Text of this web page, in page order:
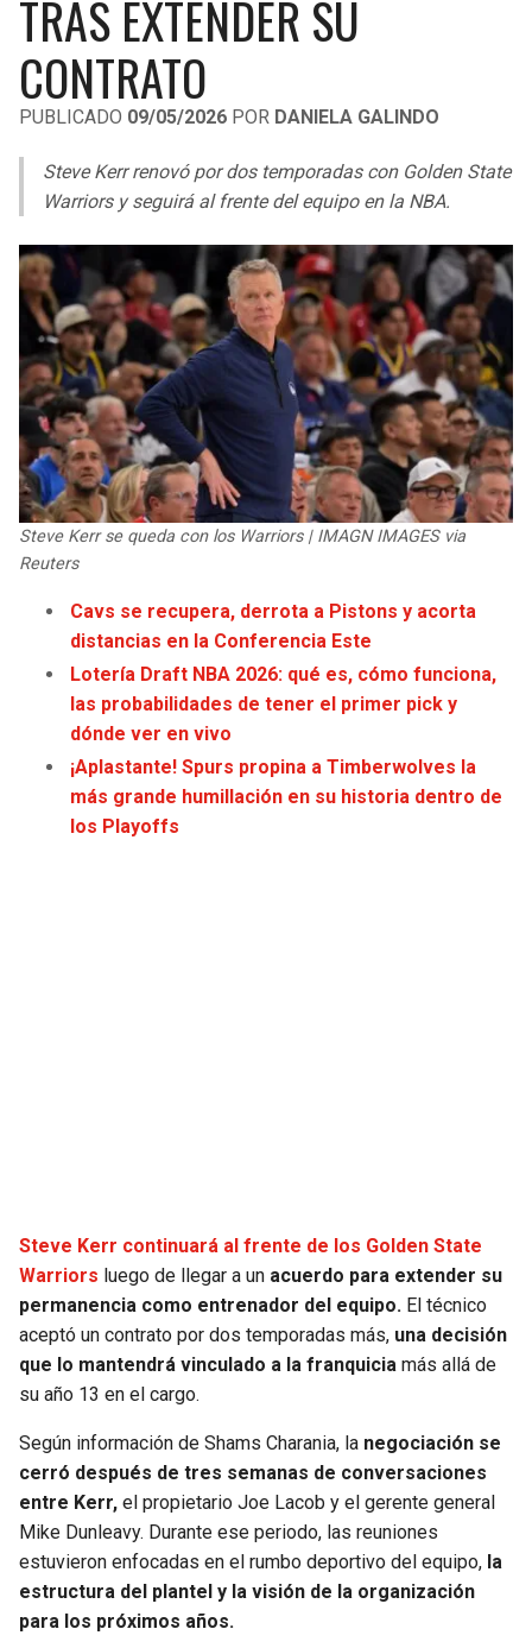
LIGA DE EXPANSIÓN MX
LEAGUES CUP
UEFA EUROPA LEAGUE
UEFA CONFERENCE LEAGUE
MLS
COPA LIBERTADORES
LIGA BETPLAY
OTRAS LIGAS
RAIDERS
CHARGERS
RAVENS
BENGALS
BROWNS
STEELERS
TEXANS
COLTS
TITANS
COWBOYS
GIANTS
EAGLES
VIKINGS
PANTHERS
SAINTS
BUCCANEERS
CAVALIERS
PISTONS
PACERS
BUCKS
HAWKS
HORNETS
HEAT
MAGIC
WARRIORS
CLIPPERS
LAKERS
SUNS
TIMBERWOLVES
THUNDER
JAZZ
TRAS EXTENDER SU
CONTRATO
PUBLICADO 09/05/2026 POR DANIELA GALINDO
Steve Kerr renovó por dos temporadas con Golden State
Warriors y seguirá al frente del equipo en la NBA.
Steve Kerr se queda con los Warriors | IMAGN IMAGES via
Reuters
Cavs se recupera, derrota a Pistons y acorta
distancias en la Conferencia Este
Lotería Draft NBA 2026: qué es, cómo funciona,
las probabilidades de tener el primer pick y
dónde ver en vivo
¡Aplastante! Spurs propina a Timberwolves la
más grande humillación en su historia dentro de
los Playoffs
Steve Kerr continuará al frente de los Golden State
Warriors luego de llegar a un acuerdo para extender su
permanencia como entrenador del equipo. El técnico
aceptó un contrato por dos temporadas más, una decisión
que lo mantendrá vinculado a la franquicia más allá de
su año 13 en el cargo.
Según información de Shams Charania, la negociación se
cerró después de tres semanas de conversaciones
entre Kerr, el propietario Joe Lacob y el gerente general
Mike Dunleavy. Durante ese periodo, las reuniones
estuvieron enfocadas en el rumbo deportivo del equipo, la
estructura del plantel y la visión de la organización
para los próximos años.